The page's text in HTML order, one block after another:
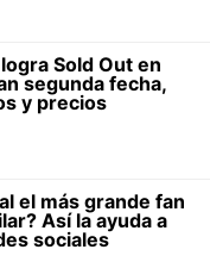
Sold Out en
segunda fecha,
y precios
el más grande fan
Así la ayuda a
sociales